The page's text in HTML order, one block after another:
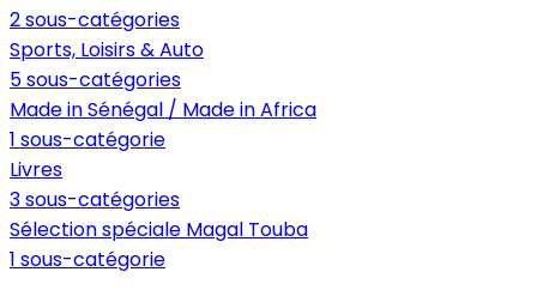
2 sous-catégories
Sports, Loisirs & Auto
5 sous-catégories
Made in Sénégal / Made in Africa
1 sous-catégorie
Livres
3 sous-catégories
Sélection spéciale Magal Touba
1 sous-catégorie